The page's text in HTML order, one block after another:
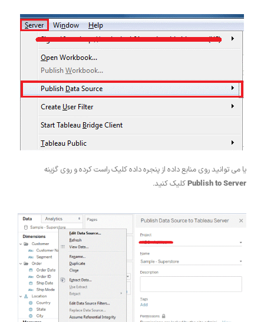
یا می توانید روی منابع داده از پنجره داده کلیک راست کرده و روی گزینه
Publish to Server کلیک کنید.